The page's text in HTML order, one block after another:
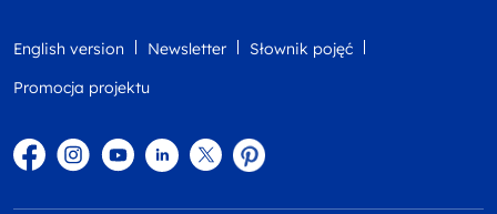
English version Newsletter
Słownik pojęć
Promocja projektu
FacebookInstagram
YouTubeLinkedintwitterPinterest